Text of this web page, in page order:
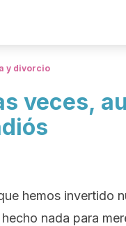
y divorcio
veces,
hemos invertido
nada para